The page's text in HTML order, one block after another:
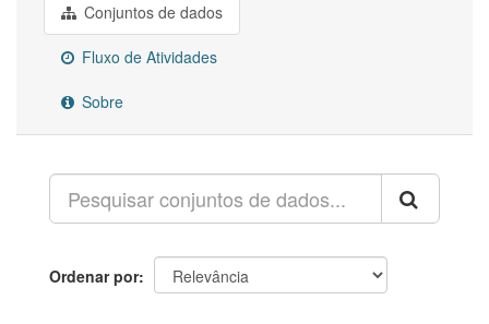
Conjuntos de dados
Fluxo de Atividades
Sobre
Ordenar por